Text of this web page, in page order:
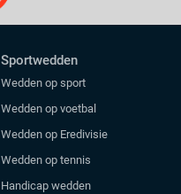
Sportwedden
Wedden op sport
Wedden op voetbal
Wedden op Eredivisie
Wedden op tennis
Handicap wedden